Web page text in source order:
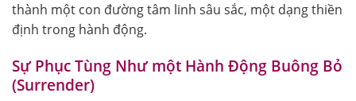
thành một con đường tâm linh sâu sắc, một dạng thiền
định trong hành động.
Sự Phục Tùng Như một Hành Động Buông Bỏ
(Surrender)